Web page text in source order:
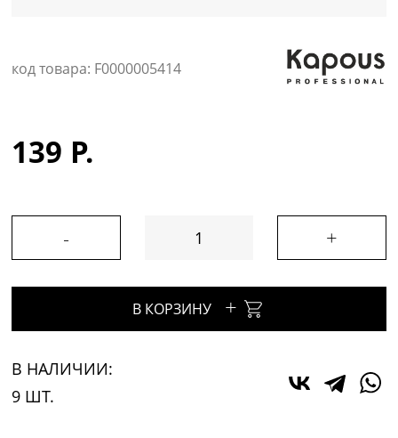
код товара: F0000005414
139 Р.
- +
В КОРЗИНУ +
В НАЛИЧИИ:
9 ШТ.